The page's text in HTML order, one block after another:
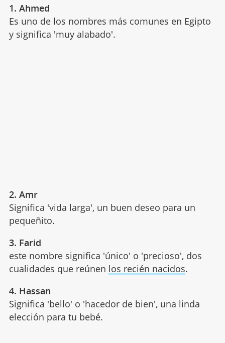
1. Ahmed
Es uno de los nombres más comunes en Egipto
y significa 'muy alabado'.
2. Amr
Significa 'vida larga', un buen deseo para un
pequeñito.
3. Farid
este nombre significa 'único' o 'precioso', dos
cualidades que reúnen los recién nacidos.
4. Hassan
Significa 'bello' o 'hacedor de bien', una linda
elección para tu bebé.